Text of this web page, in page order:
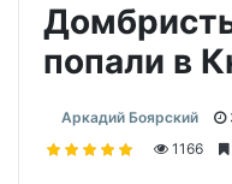
попали в
Аркадий Боярский
1166